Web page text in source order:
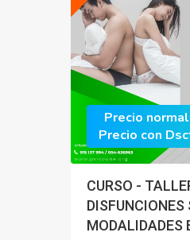
Precio
Precio con
CURSO -
DISFUNCIONES
MODALIDADES